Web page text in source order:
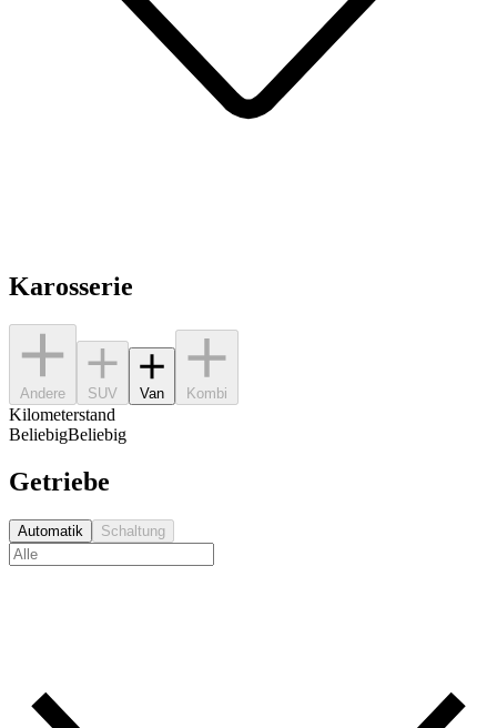
Karosserie
Andere SUV Van Kombi
Kilometerstand
BeliebigBeliebig
Getriebe
Automatik Schaltung